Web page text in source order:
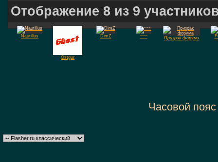
Отображение 8 из 9
Nautillus
Ostgur
DimZ ~~~ Призрак форума
Часовой